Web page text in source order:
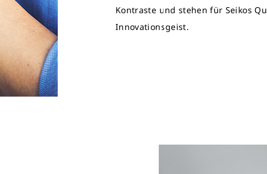
Kontraste und stehen für Seikos
Innovationsgeist.